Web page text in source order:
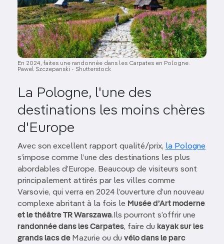
En 2024, faites une randonnée dans les Carpates en Pologne.
Pawel Szczepanski - Shutterstock
La Pologne, l'une des
destinations les moins chères
d'Europe
Avec son excellent rapport qualité/prix, la Pologne
s’impose comme l’une des destinations les plus
abordables d’Europe. Beaucoup de visiteurs sont
principalement attirés par les villes comme
Varsovie, qui verra en 2024 l’ouverture d’un nouveau
complexe abritant à la fois le Musée d’Art moderne
et le théâtre TR Warszawa.Ils pourront s’offrir une
randonnée dans les Carpates, faire du kayak sur les
grands lacs de Mazurie ou du vélo dans le parc